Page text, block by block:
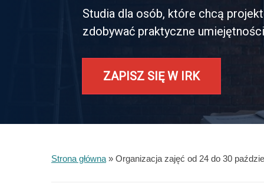
Studia dla osób, które chcą
zdobywać praktyczne
ZAPISZ SIĘ W IRK
Strona główna » Organizacja zajęć od 24 do 30